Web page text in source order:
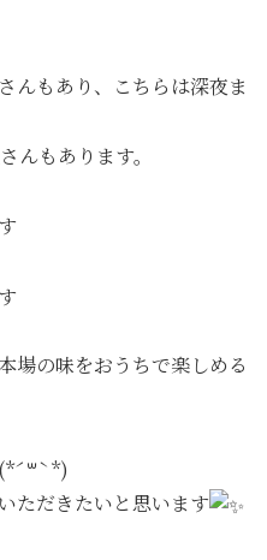
んもあり、こちらは深夜ま
んもあります。
場の味をおうちで楽しめる
ただきたいと思います